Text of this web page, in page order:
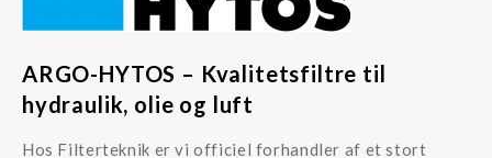
ARGO-HYTOS – Kvalitetsfiltre til
hydraulik, olie og luft
Hos Filterteknik er vi officiel forhandler af et stort